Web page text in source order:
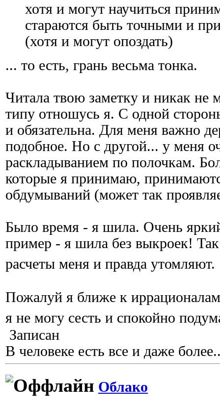
хотя и могут научиться
стараются быть точными и
(хотя и могут опоздать)
... то есть, грань весьма тонка.
Читала твою заметку и никак не
типу отношусь я. С одной
и обязательна. Для меня важно
подобное. Но с другой... у меня
раскладыванием по полочкам.
которые я принимаю,
обдумываний (может так
Было время - я шила. Очень
пример - я шила без выкроек!
расчеты меня и правда
Пожалуй я ближе к
я не могу сесть и спокойно
Записан
В человеке есть все и даже
Облако